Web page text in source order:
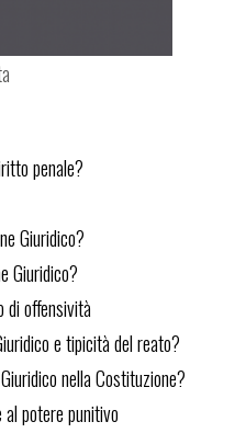
penale?
Giuridico?
Giuridico?
di offensività
e tipicità del reato?
nella Costituzione?
potere punitivo